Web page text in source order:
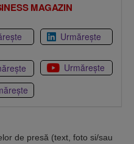
MAGAZIN
Urmărește
Urmărește
de presă (text, foto si/sau